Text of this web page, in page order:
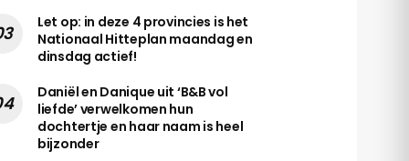
Let op: in deze 4 provincies is het
Nationaal Hitteplan maandag en
dinsdag actief!
Daniël en Danique uit ‘B&B vol
liefde’ verwelkomen hun
dochtertje en haar naam is heel
bijzonder